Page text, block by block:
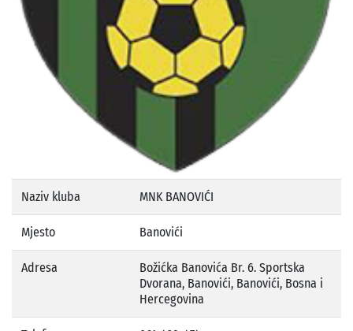
Naziv kluba MNK BANOVIĆI
Mjesto Banovići
Adresa
Božićka Banovića Br. 6. Sportska
Dvorana, Banovići, Banovići, Bosna i
Hercegovina